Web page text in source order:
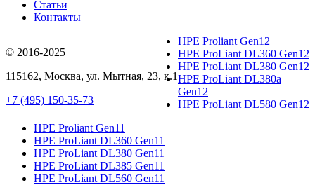
Статьи
Контакты
© 2016-2025
115162, Москва, ул. Мытная, 23, к.1
+7 (495) 150-35-73
HPE Proliant Gen12
HPE ProLiant DL360 Gen12
HPE ProLiant DL380 Gen12
HPE ProLiant DL380a
Gen12
HPE ProLiant DL580 Gen12
HPE Proliant Gen11
HPE ProLiant DL360 Gen11
HPE ProLiant DL380 Gen11
HPE ProLiant DL385 Gen11
HPE ProLiant DL560 Gen11